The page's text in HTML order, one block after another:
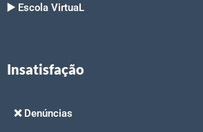
▶️ Escola VirtuaL
Insatisfação
❌ Denúncias